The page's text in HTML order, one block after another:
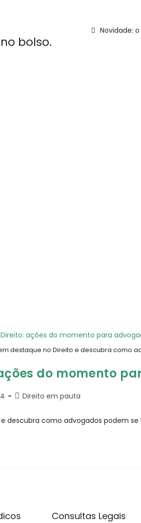
Novidade:
bolso.
destaque no Direito e descubra como
do momento
Direito em pauta
descubra como advogados podem
Consultas Legais